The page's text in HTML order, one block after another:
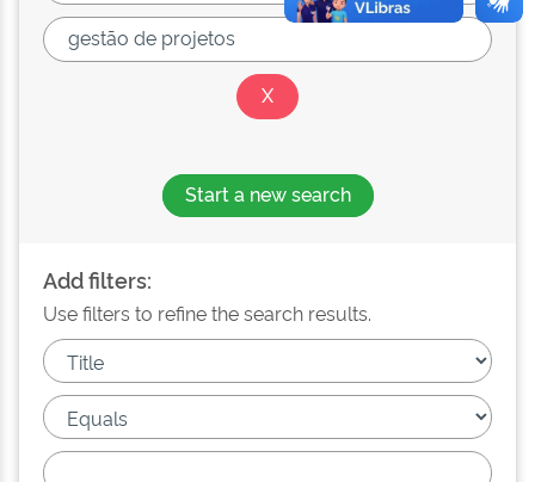
Start a new search
Add filters:
Use filters to refine the search results.